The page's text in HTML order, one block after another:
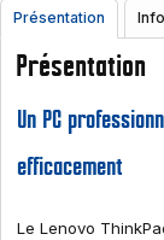
Présentation
Présentation
Un PC
efficacement
Le Lenovo